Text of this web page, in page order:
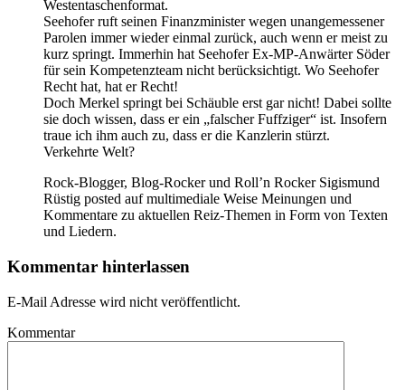
Westentaschenformat.
Seehofer ruft seinen Finanzminister wegen unangemessener
Parolen immer wieder einmal zurück, auch wenn er meist zu
kurz springt. Immerhin hat Seehofer Ex-MP-Anwärter Söder
für sein Kompetenzteam nicht berücksichtigt. Wo Seehofer
Recht hat, hat er Recht!
Doch Merkel springt bei Schäuble erst gar nicht! Dabei sollte
sie doch wissen, dass er ein „falscher Fuffziger“ ist. Insofern
traue ich ihm auch zu, dass er die Kanzlerin stürzt.
Verkehrte Welt?
Rock-Blogger, Blog-Rocker und Roll’n Rocker Sigismund
Rüstig posted auf multimediale Weise Meinungen und
Kommentare zu aktuellen Reiz-Themen in Form von Texten
und Liedern.
Kommentar hinterlassen
E-Mail Adresse wird nicht veröffentlicht.
Kommentar